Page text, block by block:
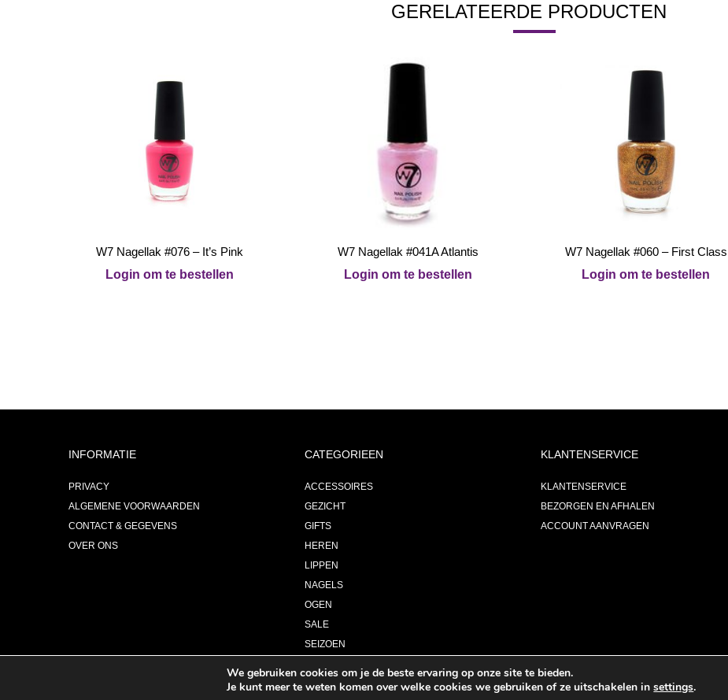
GERELATEERDE PRODUCTEN
W7 Nagellak #076 – It’s Pink
Login om te bestellen
W7 Nagellak #041A Atlantis
Login om te bestellen
W7 Nagellak #060 – First Class
Login om te bestellen
INFORMATIE
PRIVACY
ALGEMENE VOORWAARDEN
CONTACT & GEGEVENS
OVER ONS
CATEGORIEEN
ACCESSOIRES
GEZICHT
GIFTS
HEREN
LIPPEN
NAGELS
OGEN
SALE
SEIZOEN
KLANTENSERVICE
KLANTENSERVICE
BEZORGEN EN AFHALEN
ACCOUNT AANVRAGEN
We gebruiken cookies om je de beste ervaring op onze site te bieden.
Je kunt meer te weten komen over welke cookies we gebruiken of ze uitschakelen insettings.